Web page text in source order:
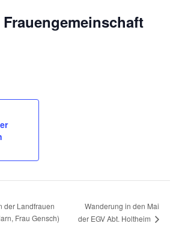
der Landfrauen
Frau Gensch)
Wanderung in den Mai
der EGV Abt. Holtheim